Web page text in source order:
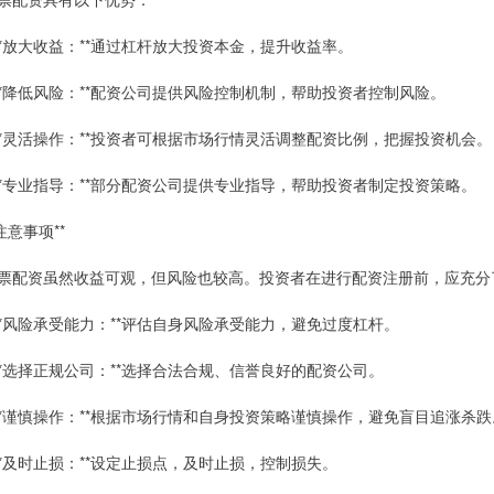
大收益：**通过杠杆放大投资本金，提升收益率。
低风险：**配资公司提供风险控制机制，帮助投资者控制风险。
活操作：**投资者可根据市场行情灵活调整配资比例，把握投资机会。
业指导：**部分配资公司提供专业指导，帮助投资者制定投资策略。
意事项**
配资虽然收益可观，但风险也较高。投资者在进行配资注册前，应充
险承受能力：**评估自身风险承受能力，避免过度杠杆。
择正规公司：**选择合法合规、信誉良好的配资公司。
慎操作：**根据市场行情和自身投资策略谨慎操作，避免盲目追涨杀
时止损：**设定止损点，及时止损，控制损失。